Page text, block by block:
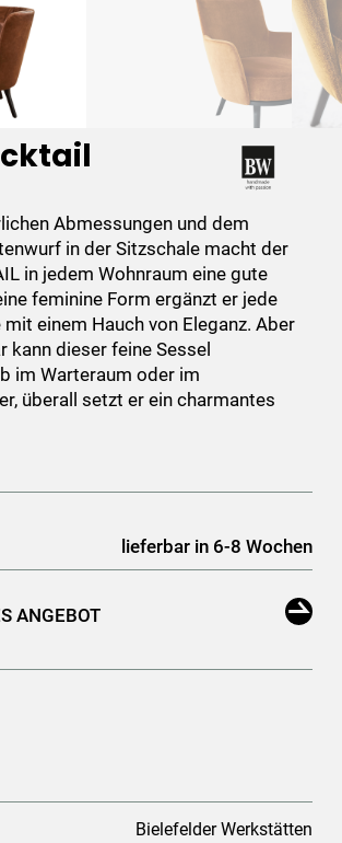
Abmessungen und dem
in der Sitzschale macht der
in jedem Wohnraum eine gute
feminine Form ergänzt er jede
einem Hauch von Eleganz. Aber
kann dieser feine Sessel
im Warteraum oder im
überall setzt er ein charmantes
lieferbar in 6-8 Wochen
ANGEBOT
Bielefelder Werkstätten